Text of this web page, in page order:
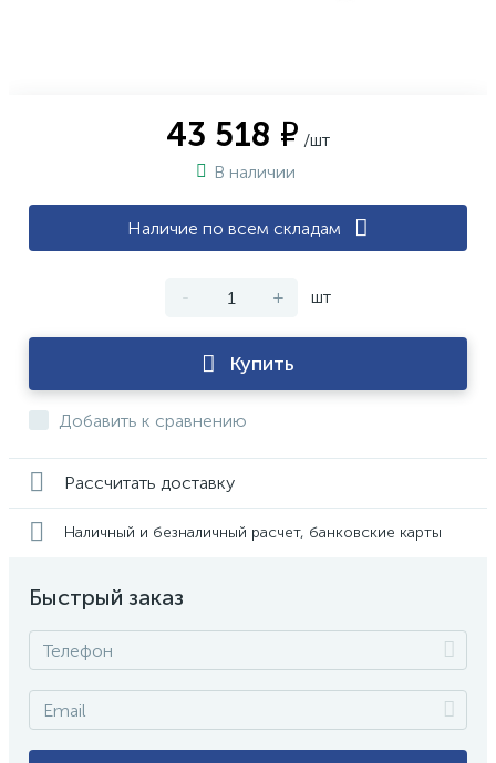
43 518 ₽ /шт
В наличии
Наличие по всем складам
- + шт
Купить
Добавить к сравнению
Рассчитать доставку
Наличный и безналичный расчет, банковские карты
Быстрый заказ